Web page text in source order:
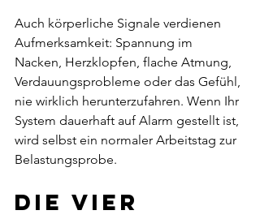
Auch körperliche Signale verdienen
Aufmerksamkeit: Spannung im
Nacken, Herzklopfen, flache Atmung,
Verdauungsprobleme oder das Gefühl,
nie wirklich herunterzufahren. Wenn Ihr
System dauerhaft auf Alarm gestellt ist,
wird selbst ein normaler Arbeitstag zur
Belastungsprobe.
Die vier